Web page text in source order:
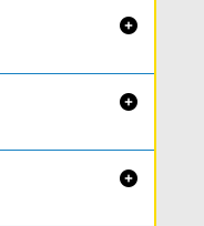


